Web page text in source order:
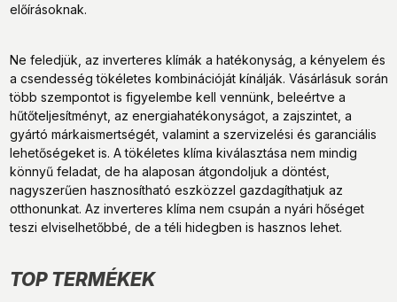
előírásoknak.
Ne feledjük, az inverteres klímák a hatékonyság, a kényelem és
a csendesség tökéletes kombinációját kínálják. Vásárlásuk során
több szempontot is figyelembe kell vennünk, beleértve a
hűtőteljesítményt, az energiahatékonyságot, a zajszintet, a
gyártó márkaismertségét, valamint a szervizelési és garanciális
lehetőségeket is. A tökéletes klíma kiválasztása nem mindig
könnyű feladat, de ha alaposan átgondoljuk a döntést,
nagyszerűen hasznosítható eszközzel gazdagíthatjuk az
otthonunkat. Az inverteres klíma nem csupán a nyári hőséget
teszi elviselhetőbbé, de a téli hidegben is hasznos lehet.
TOP TERMÉKEK